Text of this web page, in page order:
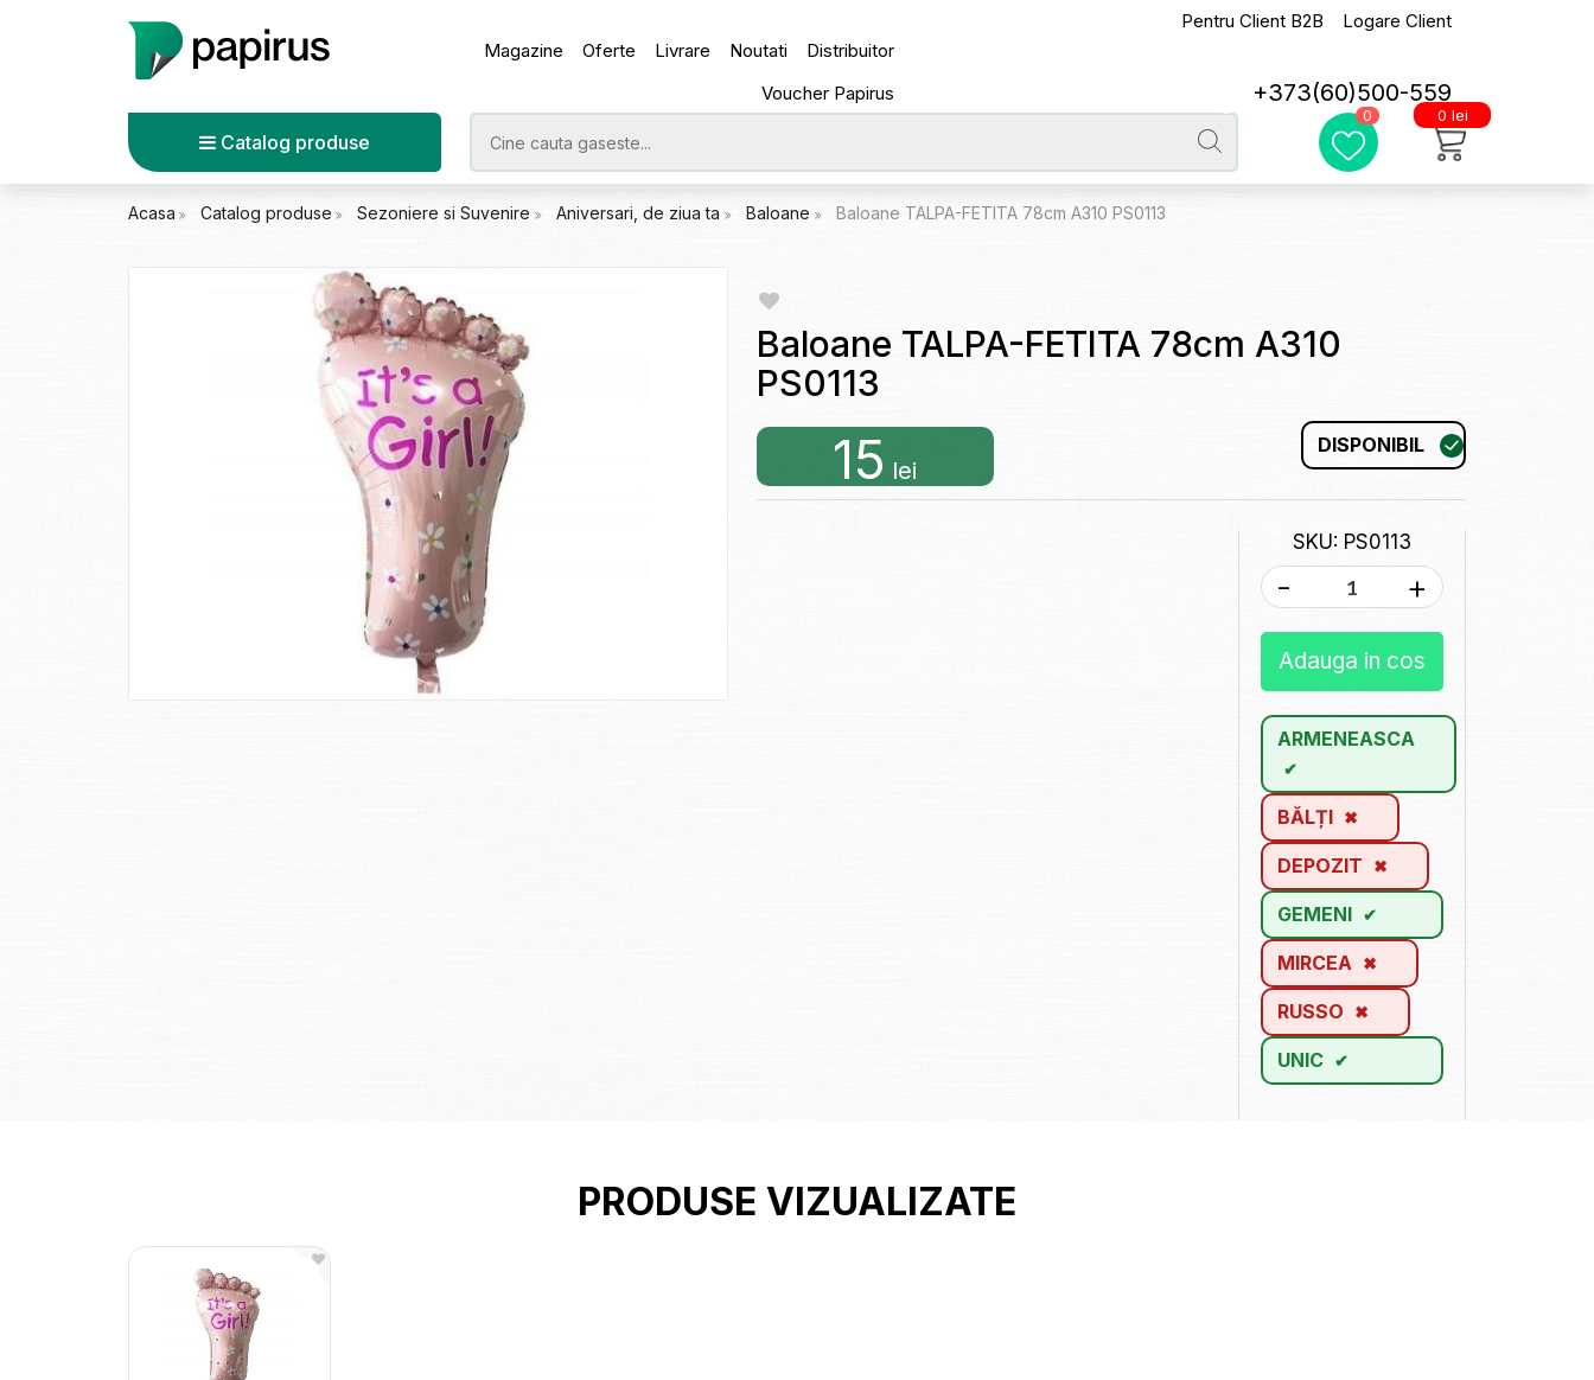
Magazine Oferte Livrare Noutati
Distribuitor
Voucher Papirus
Pentru Client B2B Logare Client
+373(60)500-559
Catalog produse
0 0 lei
Acasa Catalog produse Sezoniere si Suvenire Aniversari, de ziua ta Baloane Baloane TALPA-FETITA 78cm A310 PS0113
Baloane TALPA-FETITA 78cm A310
PS0113
15 lei
DISPONIBIL
SKU: PS0113
- +
Adauga in cos
ARMENEASCA
BĂLȚI
DEPOZIT
GEMENI
MIRCEA
RUSSO
UNIC
PRODUSE VIZUALIZATE